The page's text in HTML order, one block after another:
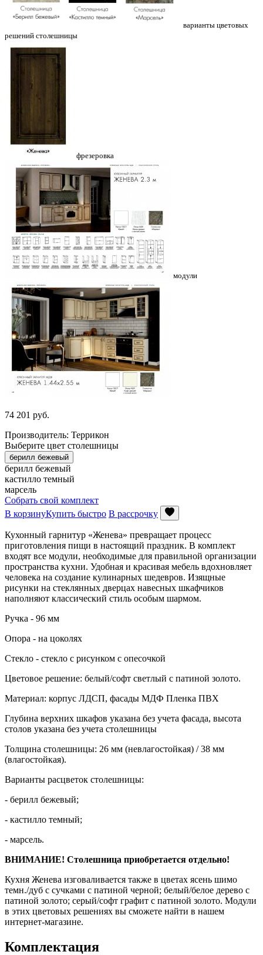
варианты цветовых
решений столешницы
фрезеровка
модули
74 201 руб.
Производитель: Террикон
Выберите цвет столешницы
берилл бежевый
берилл бежевый
кастилло темный
марсель
Собрать свой комплект
В корзинуКупить быстро В рассрочку
Кухонный гарнитур «Женева» превращает процесс
приготовления пищи в настоящий праздник. В комплект
входят все модули, необходимые для правильной организации
пространства кухни. Удобная и красивая мебель вдохновляет
человека на создание кулинарных шедевров. Изящные
рисунки на стеклянных дверцах навесных шкафчиков
наполняют классический стиль особым шармом.
Ручка - 96 мм
Опора - на цоколях
Стекло - стекло с рисунком с опесочкой
Цветовое решение: белый/софт светлый с патиной золото.
Материал: корпус ЛДСП, фасады МДФ Пленка ПВХ
Глубина верхних шкафов указана без учета фасада, высота
столов указана без учета столешницы
Толщина столешницы: 26 мм (невлагостойкая) / 38 мм
(влагостойкая).
Варианты расцветок столешницы:
- берилл бежевый;
- кастилло темный;
- марсель.
ВНИМАНИЕ! Столешница приобретается отдельно!
Кухня Женева изговаливается также в цветах ясень шимо
темн./дуб с сучками с патиной черной; белый/белое дерево с
патиной золото; серый/софт графит с патиной золото. Модули
в этих цветовых решениях вы сможете найти в нашем
интернет-магазине.
Комплектация